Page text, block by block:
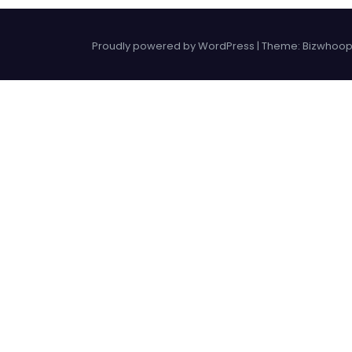
Proudly powered by WordPress | Theme: